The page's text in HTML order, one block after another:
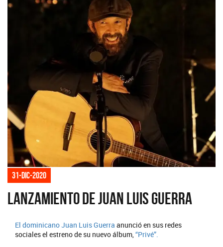
31-dic-2020
Lanzamiento de Juan Luis Guerra
El dominicanoJuan Luis Guerra anunció en sus redes
sociales el estreno de su nuevo álbum, “Privé”.